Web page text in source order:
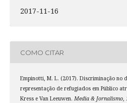
2017-11-16
COMO CITAR
Empinotti, M. L. (2017). Discriminação no
representação de refugiados em Público
Kress e Van Leeuwen. Media & Jornalismo,